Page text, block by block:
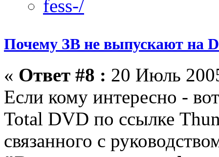
Почему ЗВ не выпускают на
« Ответ #8 : 20 Июль
Если кому интересно -
Total DVD по ссылке
связанного с